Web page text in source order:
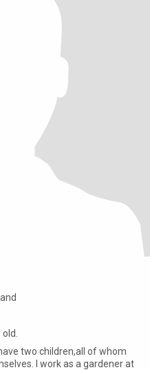
two children,all of whom
l work as a gardener at